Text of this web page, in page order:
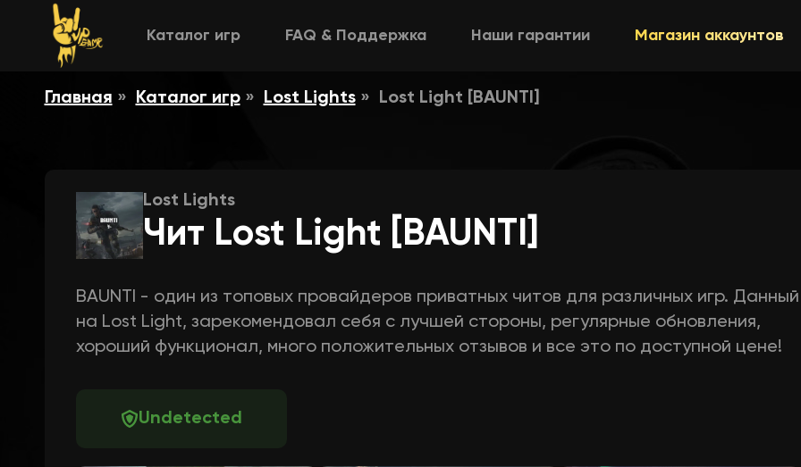
Каталог игр FAQ & Поддержка Наши гарантии Магазин аккаунтов
Главная Каталог игр Lost Lights Lost Light [BAUNTI]
Lost Lights
Чит Lost Light [BAUNTI]
BAUNTI - один из топовых провайдеров приватных читов для различных игр. Данный
на Lost Light, зарекомендовал себя с лучшей стороны, регулярные обновления,
хороший функционал, много положительных отзывов и все это по доступной цене!
Undetected